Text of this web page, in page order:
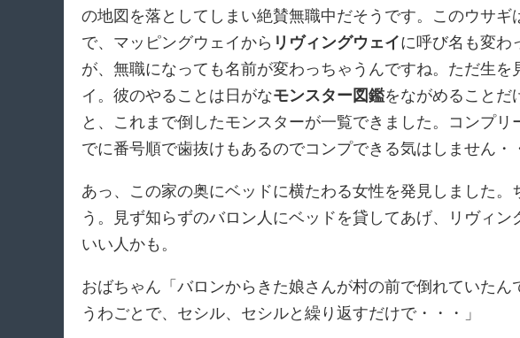
の地図を落としてしまい絶賛無職中だそうです。このウサ
で、マッピングウェイから リヴィングウェイに呼び名も変わ
が、無職になっても名前が変わっちゃうんですね。ただ生
イ。彼のやることは日がなモンスター図鑑をながめることだ
と、これまで倒したモンスターが一覧できました。コンプ
でに番号順で歯抜けもあるのでコンプできる気はしません・
あっ、この家の奥にベッドに横たわる女性を発見しました。
う。見ず知らずのバロン人にベッドを貸してあげ、リヴィ
いい人かも。
おばちゃん「バロンからきた娘さんが村の前で倒れていた
うわごとで、セシル、セシルと繰り返すだけで・・・」